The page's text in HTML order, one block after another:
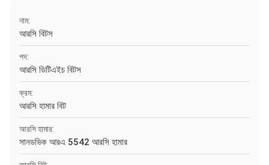
নাম:
আরসি বিটস
পদ:
আরসি ডিটিএইচ বিটস
ক্রম:
আরসি হামার বিট
আরসি হামার:
সানডভিক আরএ 5542 আরসি হামার